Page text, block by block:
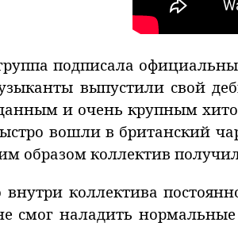
подписала
выпустили свой
и очень крупным
вошли в британский
образом коллектив
внутри коллектива
смог наладить